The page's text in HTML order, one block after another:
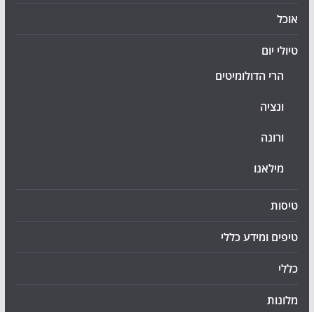
אוכל
טיולי יום
הרי הדולומיטים
ונציה
ורונה
מילאנו
טיסות
טיפים ומידע כללי
כללי
מלונות